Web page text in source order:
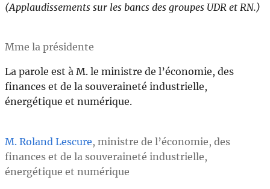
(Applaudissements sur les bancs des groupes UDR et RN.)
Mme la présidente
La parole est à M. le ministre de l’économie, des
finances et de la souveraineté industrielle,
énergétique et numérique.
M. Roland Lescure, ministre de l’économie, des
finances et de la souveraineté industrielle,
énergétique et numérique